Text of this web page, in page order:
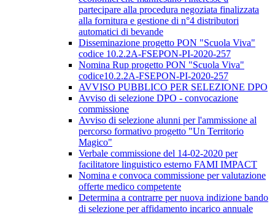
partecipare alla procedura negoziata finalizzata
alla fornitura e gestione di n°4 distributori
automatici di bevande
Disseminazione progetto PON "Scuola Viva"
codice 10.2.2A-FSEPON-PI-2020-257
Nomina Rup progetto PON "Scuola Viva"
codice10.2.2A-FSEPON-PI-2020-257
AVVISO PUBBLICO PER SELEZIONE DPO
Avviso di selezione DPO - convocazione
commissione
Avviso di selezione alunni per l'ammissione al
percorso formativo progetto "Un Territorio
Magico"
Verbale commissione del 14-02-2020 per
facilitatore linguistico esterno FAMI IMPACT
Nomina e convoca commissione per valutazione
offerte medico competente
Determina a contrarre per nuova indizione bando
di selezione per affidamento incarico annuale